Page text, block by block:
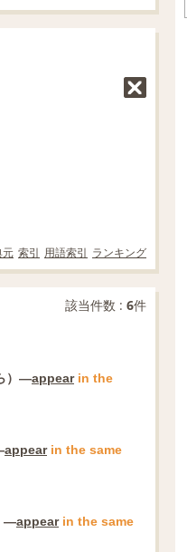
元 索引 用語索引 ランキング
該当件数 : 6件
）―appear in the
appear in the same
―appear in the same